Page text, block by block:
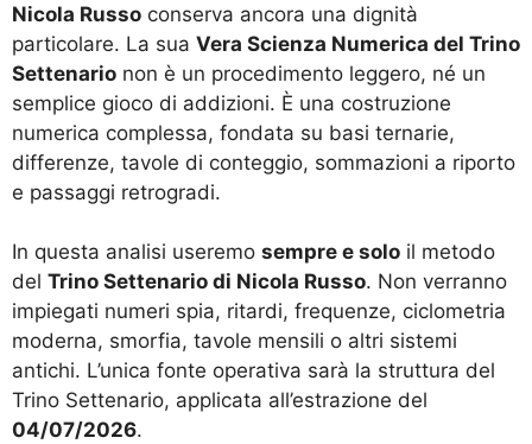
Nicola Russo conserva ancora una dignità
particolare. La sua Vera Scienza Numerica del Trino
Settenario non è un procedimento leggero, né un
semplice gioco di addizioni. È una costruzione
numerica complessa, fondata su basi ternarie,
differenze, tavole di conteggio, sommazioni a riporto
e passaggi retrogradi.
In questa analisi useremo sempre e solo il metodo
del Trino Settenario di Nicola Russo. Non verranno
impiegati numeri spia, ritardi, frequenze, ciclometria
moderna, smorfia, tavole mensili o altri sistemi
antichi. L’unica fonte operativa sarà la struttura del
Trino Settenario, applicata all’estrazione del
04/07/2026.